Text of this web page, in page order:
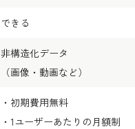
できる
非構造化データ
（画像・動画など）
・初期費用無料
・1ユーザーあたりの月額制